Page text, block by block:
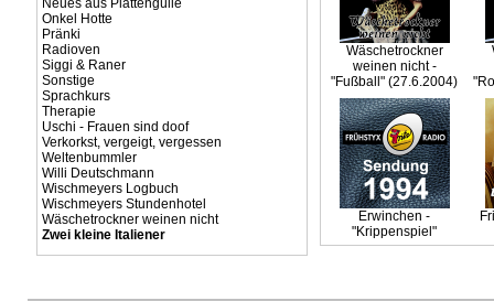
Neues aus Plattengülle
Onkel Hotte
Pränki
Radioven
Siggi & Raner
Sonstige
Sprachkurs
Therapie
Uschi - Frauen sind doof
Verkorkst, vergeigt, vergessen
Weltenbummler
Willi Deutschmann
Wischmeyers Logbuch
Wischmeyers Stundenhotel
Wäschetrockner weinen nicht
Zwei kleine Italiener
Wäschetrockner
weinen nicht -
"Fußball" (27.6.2004)
Erwinchen -
"Krippenspiel"